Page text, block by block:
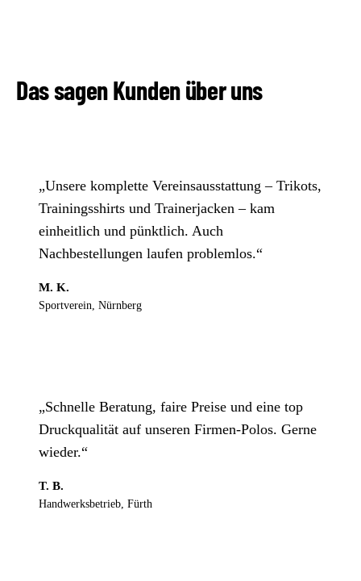
Das sagen Kunden über uns
„Unsere komplette Vereinsausstattung – Trikots,
Trainingsshirts und Trainerjacken – kam
einheitlich und pünktlich. Auch
Nachbestellungen laufen problemlos.“
M. K.
Sportverein, Nürnberg
„Schnelle Beratung, faire Preise und eine top
Druckqualität auf unseren Firmen-Polos. Gerne
wieder.“
T. B.
Handwerksbetrieb, Fürth